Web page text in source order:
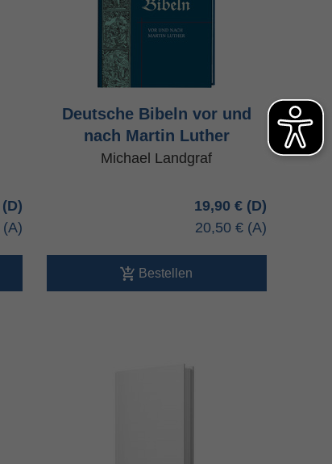
Deutsche Bibeln vor und
nach Martin Luther
Michael Landgraf
19,90 €
20,50 €
Bestellen